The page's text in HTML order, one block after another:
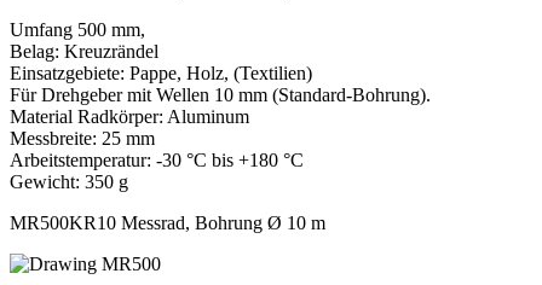
Umfang 500 mm,
Belag: Kreuzrändel
Einsatzgebiete: Pappe, Holz, (Textilien)
Für Drehgeber mit Wellen 10 mm (Standard-Bohrung).
Material Radkörper: Aluminum
Messbreite: 25 mm
Arbeitstemperatur: -30 °C bis +180 °C
Gewicht: 350 g
MR500KR10 Messrad, Bohrung Ø 10 m